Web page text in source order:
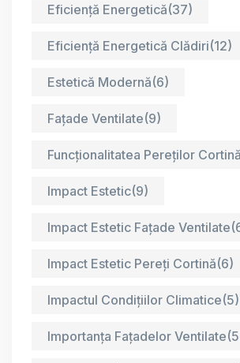
Eficiență Energetică(37)
Eficiență Energetică Clădiri(12)
Estetică Modernă(6)
Fațade Ventilate(9)
Funcționalitatea Pereților Cortină
Impact Estetic(9)
Impact Estetic Fațade Ventilate
Impact Estetic Pereți Cortină(6)
Impactul Condițiilor Climatice(5)
Importanța Fațadelor Ventilate